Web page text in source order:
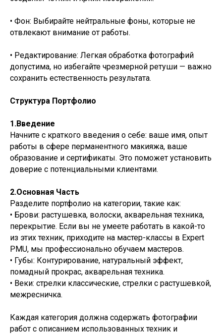
• Фон: Выбирайте нейтральные фоны, которые не
отвлекают внимание от работы.
• Редактирование: Легкая обработка фотографий
допустима, но избегайте чрезмерной ретуши — важно
сохранить естественность результата.
Структура Портфолио
1.Введение
Начните с краткого введения о себе: ваше имя, опыт
работы в сфере перманентного макияжа, ваше
образование и сертификаты. Это поможет установить
доверие с потенциальными клиентами.
2.Основная Часть
Разделите портфолио на категории, такие как:
• Брови: растушевка, волоски, акварельная техника,
перекрытие. Если вы не умеете работать в какой-то
из этих техник, приходите на мастер-классы в Expert
PMU, мы профессионально обучаем мастеров.
• Губы: Контурирование, натуральный эффект,
помадный прокрас, акварельная техника.
• Веки: стрелки классические, стрелки с растушевкой,
межресничка.
Каждая категория должна содержать фотографии
работ с описанием использованных техник и